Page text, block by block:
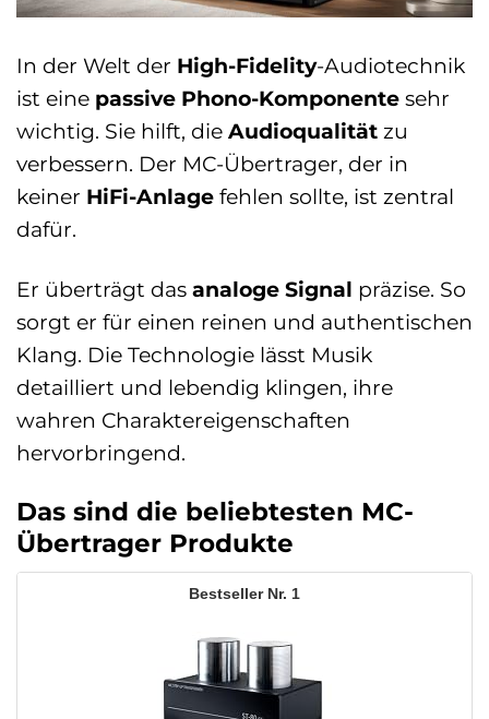
In der Welt der High-Fidelity-Audiotechnik
ist eine passive Phono-Komponente sehr
wichtig. Sie hilft, die Audioqualität zu
verbessern. Der MC-Übertrager, der in
keiner HiFi-Anlage fehlen sollte, ist zentral
dafür.
Er überträgt das analoge Signal präzise. So
sorgt er für einen reinen und authentischen
Klang. Die Technologie lässt Musik
detailliert und lebendig klingen, ihre
wahren Charaktereigenschaften
hervorbringend.
Das sind die beliebtesten MC-
Übertrager Produkte
1